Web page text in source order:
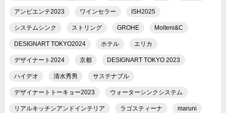
アンビエンテ2023 ワインセラー ISH2025
システムシンク ストリング GROHE Molteni&C
DESIGNART TOKYO2024 ホテル エリカ
デザイナート2024 京都 DESIGNART TOKYO 2023
ハイデオ 清水秀男 サステナブル
デザイナートトーキョー2023 ウォーターシンクシステム
リアルキッチンアンドインテリア ラゴスティーナ maruni